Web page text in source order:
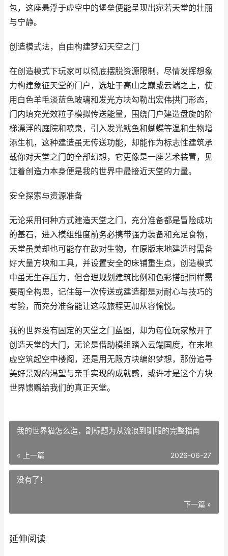
包，这座悬浮于虚空中的堡垒便能呈现出宛若天堂的壮丽
与宁静。
创造模式法，自由构建梦幻天空之门
在创造模式下玩家可以彻底摆脱资源限制，尽情发挥想象
力构建象征天堂的门户，选址于高山之巅或云端之上，使
用白色羊毛淡蓝色玻璃和发光方块勾勒出宏伟拱门形态，
门内填充光效粒子模拟传送能量，围绕门户建造盘旋的阶
梯漂浮的庭院和喷泉，引入发光鱿鱼和蝴蝶等温和生物增
添生机，这种建造虽无传送功能，却能作为标志性建筑承
载你对天堂之门的全部幻想，它更像是一座艺术装置，见
证着创造力本身便是我的世界中最接近天堂的力量。
安全探索与资源准备
无论采用何种方式建造天堂之门，充分准备都是冒险成功
的基石，进入模组维度前务必携带强力装备和充足食物，
天堂虽美却也可能存在敌对生物，在原版末地建造时需备
好大量方块和工具，并设置安全的床铺重生点，创造模式
中虽无生存压力，但合理规划建筑比例和色彩搭配同样需
要周全构思，记住每一次传送或建造都是对耐心与技巧的
考验，而充分准备能让这段旅程更加从容愉悦。
我的世界没有固定的天堂之门蓝图，却为每位玩家敞开了
创造天堂的大门，无论是借助模组踏入云端国度，在末地
虚空筑起空中楼阁，还是用无限方块编织梦想，那份追寻
美好景观的渴望与亲手实现的成就感，或许才是这个方块
世界馈赠给我们的真正天堂。
我的世界猫怎么造，副标题为从流浪到驯服的完整指南
« 上一篇 2026-06-27
没有了！
下一篇 »
延伸阅读